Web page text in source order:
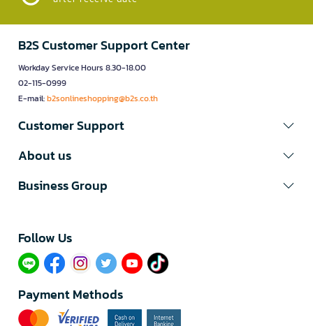
B2S Customer Support Center
Workday Service Hours 8.30-18.00
02-115-0999
E-mail:b2sonlineshopping@b2s.co.th
Customer Support
About us
Business Group
Follow Us​
Payment Methods